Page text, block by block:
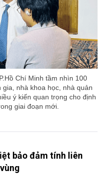
Chí Minh tầm nhìn 100
nhà khoa học, nhà quản
ý kiến quan trọng cho định
giai đoạn mới.
bảo đảm tính liên